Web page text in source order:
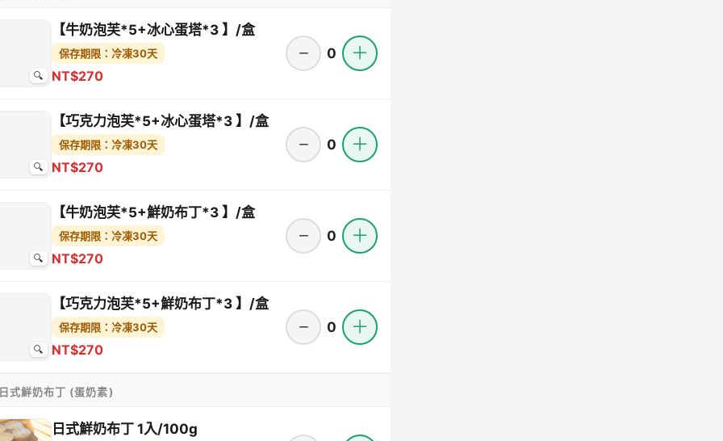
🔍
【牛奶泡芙*5+冰心蛋塔*3 】/盒
保存期限：冷凍30天
NT$270
− 0 ＋
🔍
【巧克力泡芙*5+冰心蛋塔*3 】/盒
保存期限：冷凍30天
NT$270
− 0 ＋
🔍
【牛奶泡芙*5+鮮奶布丁*3 】/盒
保存期限：冷凍30天
NT$270
− 0 ＋
🔍
【巧克力泡芙*5+鮮奶布丁*3 】/盒
保存期限：冷凍30天
NT$270
− 0 ＋
式鮮奶布丁 (蛋奶素)
日式鮮奶布丁 1入/100g